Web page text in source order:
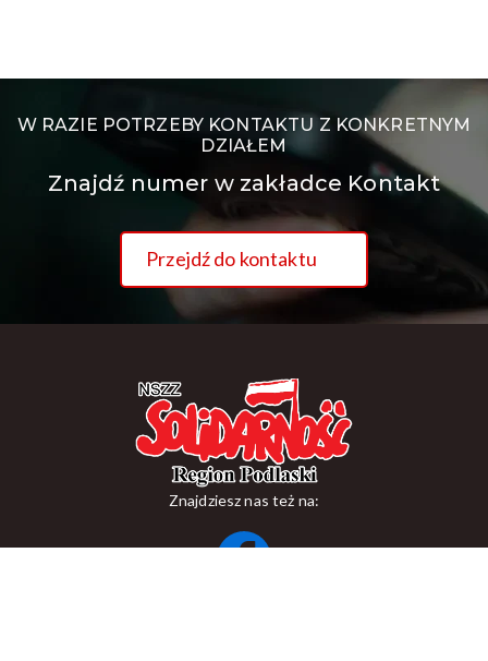
W RAZIE POTRZEBY KONTAKTU Z KONKRETNYM
DZIAŁEM
Znajdź numer w zakładce Kontakt
Przejdź do kontaktu
Znajdziesz nas też na: